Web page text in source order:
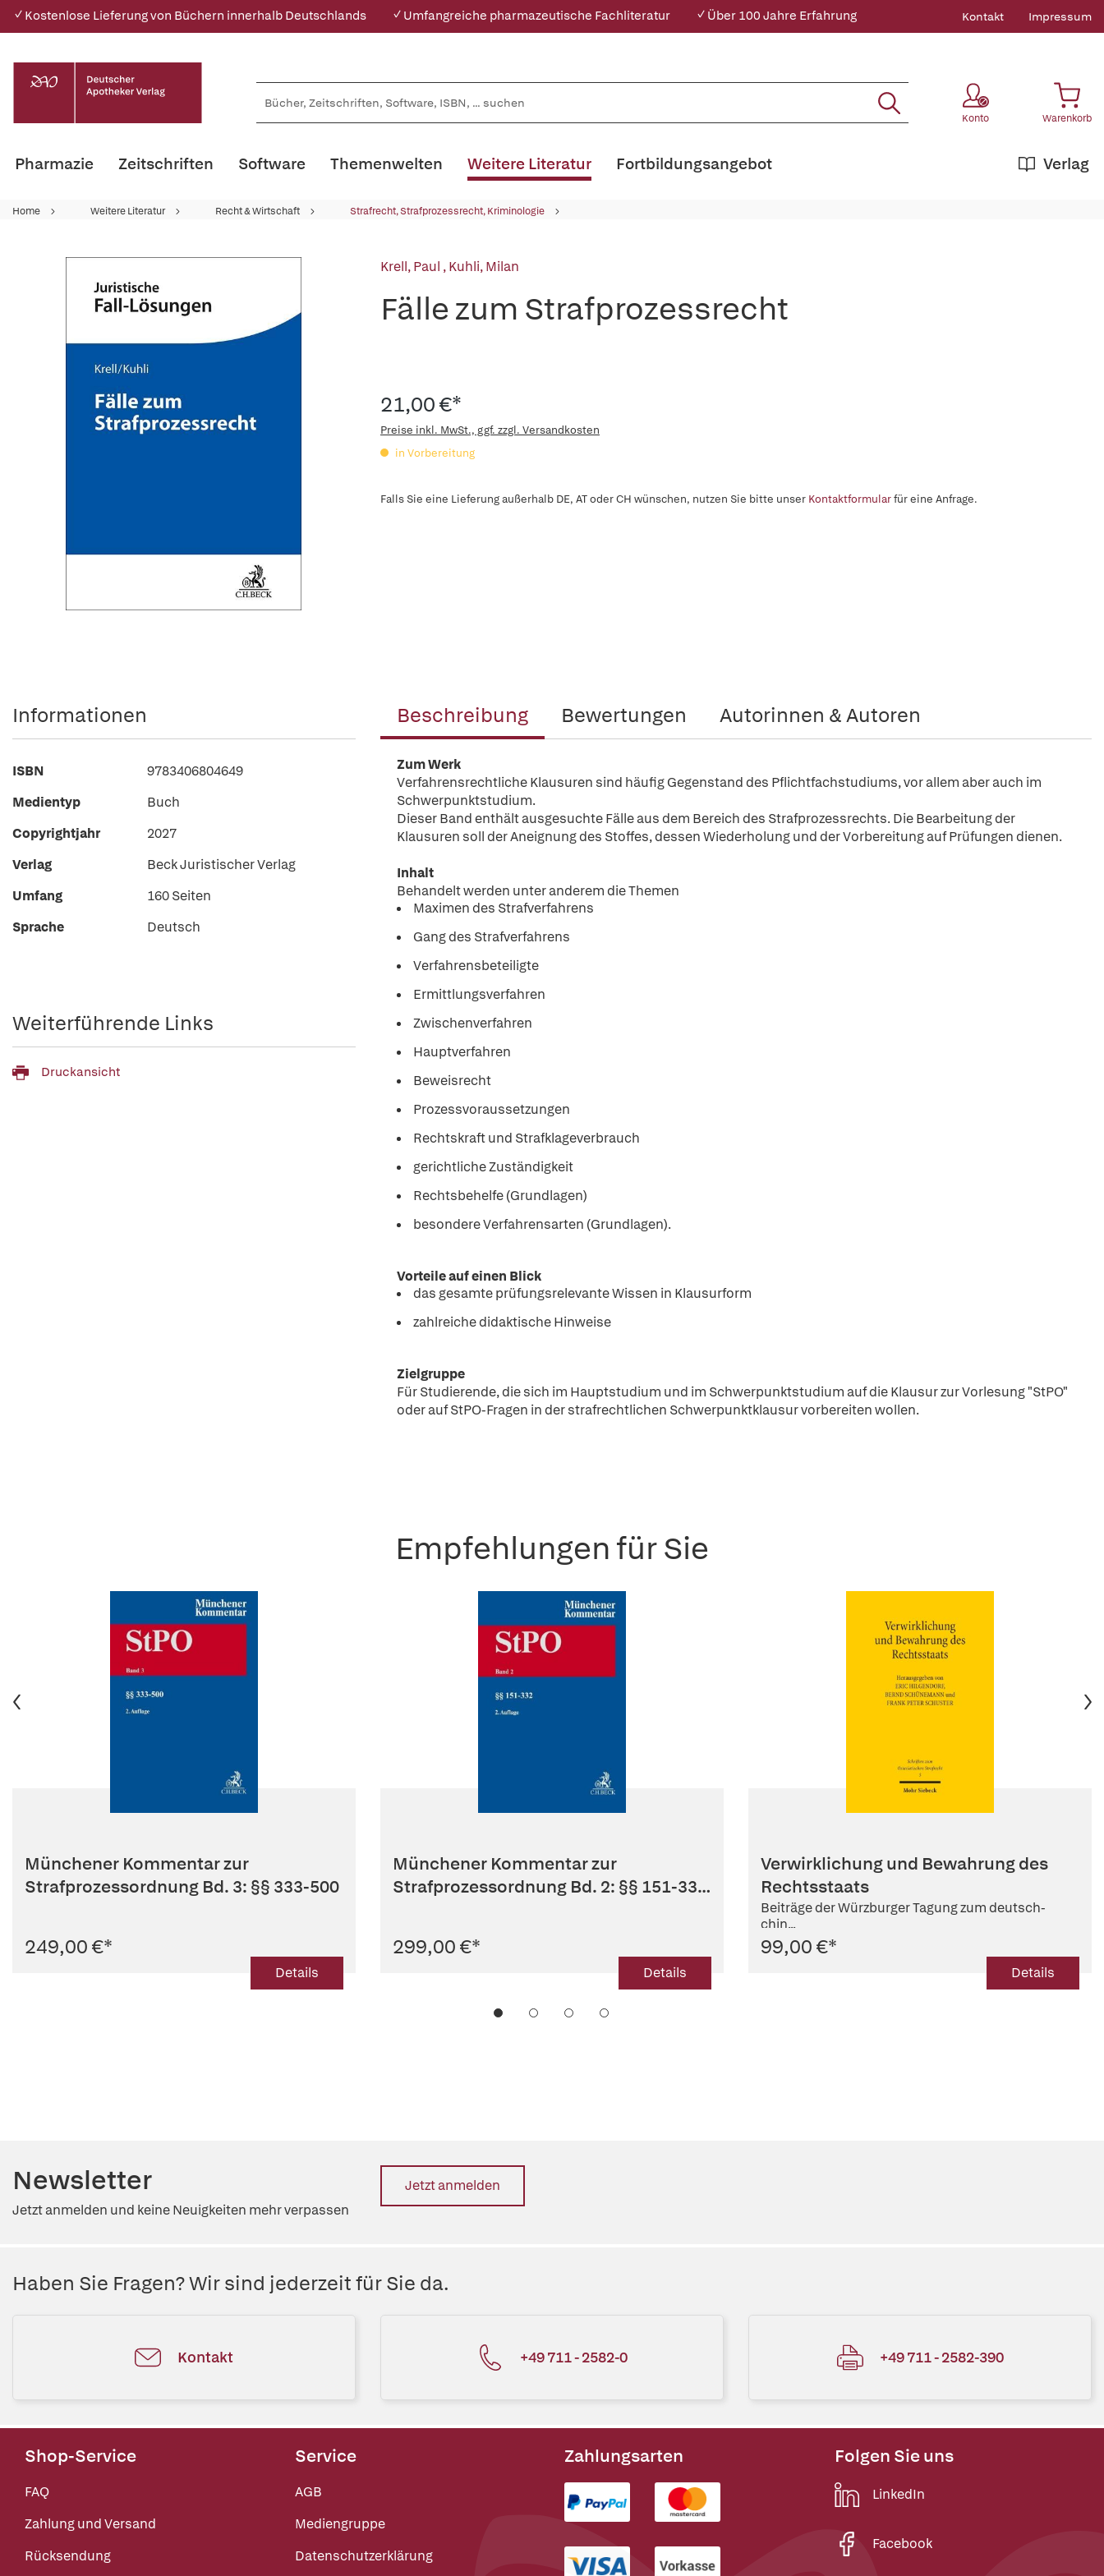
✓ Kostenlose Lieferung von Büchern innerhalb Deutschlands ✓ Umfangreiche pharmazeutische Fachliteratur ✓ Über 100 Jahre Erfahrung Kontakt Impressum
Konto Warenkorb
Pharmazie Zeitschriften Software Themenwelten Weitere Literatur Verlag
Fortbildungsangebot
Home Weitere Literatur Recht & Wirtschaft Strafrecht, Strafprozessrecht, Kriminologie
Krell, Paul ,Kuhli, Milan
Fälle zum Strafprozessrecht
21,00 €*
Preise inkl. MwSt., ggf. zzgl. Versandkosten
in Vorbereitung
Falls Sie eine Lieferung außerhalb DE, AT oder CH wünschen, nutzen Sie bitte unser Kontaktformularfür eine Anfrage.
Beschreibung Bewertungen Autorinnen & Autoren
Zum Werk
Verfahrensrechtliche Klausuren sind häufig Gegenstand des Pflichtfachstudiums, vor allem aber auch im
Schwerpunktstudium.
Dieser Band enthält ausgesuchte Fälle aus dem Bereich des Strafprozessrechts. Die Bearbeitung der
Klausuren soll der Aneignung des Stoffes, dessen Wiederholung und der Vorbereitung auf Prüfungen dienen.
Inhalt
Behandelt werden unter anderem die Themen
Maximen des Strafverfahrens
Gang des Strafverfahrens
Verfahrensbeteiligte
Ermittlungsverfahren
Zwischenverfahren
Hauptverfahren
Beweisrecht
Prozessvoraussetzungen
Rechtskraft und Strafklageverbrauch
gerichtliche Zuständigkeit
Rechtsbehelfe (Grundlagen)
besondere Verfahrensarten (Grundlagen).
Vorteile auf einen Blick
das gesamte prüfungsrelevante Wissen in Klausurform
zahlreiche didaktische Hinweise
Zielgruppe
Für Studierende, die sich im Hauptstudium und im Schwerpunktstudium auf die Klausur zur Vorlesung "StPO"
oder auf StPO-Fragen in der strafrechtlichen Schwerpunktklausur vorbereiten wollen.
Informationen
ISBN
9783406804649
Medientyp
Buch
Copyrightjahr
2027
Verlag
Beck Juristischer Verlag
Umfang
160 Seiten
Sprache
Deutsch
Weiterführende Links
Druckansicht
Empfehlungen für Sie
Münchener Kommentar zur
Strafprozessordnung Bd. 3: §§ 333-500
249,00 €*
Details
Münchener Kommentar zur
Strafprozessordnung Bd. 2: §§ 151-332
299,00 €*
Details
Verwirklichung und Bewahrung des
Rechtsstaats
Beiträge der Würzburger Tagung zum deutsch-
chin...
99,00 €*
Details
Newsletter
Jetzt anmelden und keine Neuigkeiten mehr verpassen
Jetzt anmelden
Haben Sie Fragen? Wir sind jederzeit für Sie da.
Kontakt +49 711 - 2582-0 +49 711 - 2582-390
Shop-Service
FAQ
Zahlung und Versand
Rücksendung
Service
AGB
Mediengruppe
Datenschutzerklärung
Zahlungsarten Folgen Sie uns
LinkedIn
Facebook